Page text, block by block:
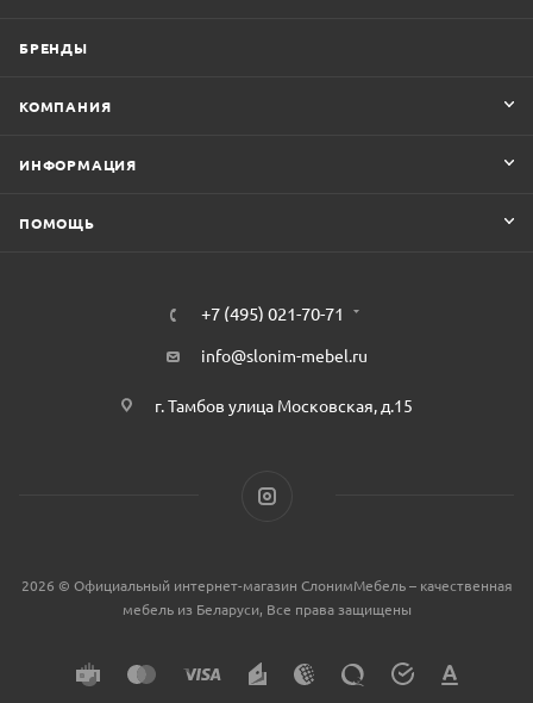
БРЕНДЫ
КОМПАНИЯ
ИНФОРМАЦИЯ
ПОМОЩЬ
+7 (495) 021-70-71
info@slonim-mebel.ru
г. Тамбов улица Московская, д.15
2026 © Официальный интернет-магазин СлонимМебель – качественная
мебель из Беларуси, Все права защищены